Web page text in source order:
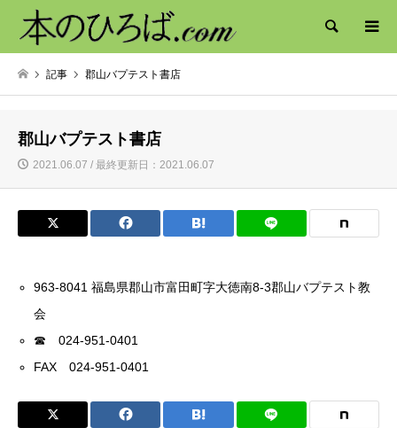
検索
記事 郡山バプテスト書店
郡山バプテスト書店
2021.06.07 / 最終更新日：2021.06.07
963-8041 福島県郡山市富田町字大徳南8-3郡山バプテスト教
会
☎ 024-951-0401
FAX 024-951-0401